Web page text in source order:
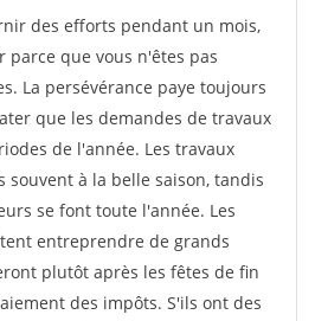
des efforts pendant un mois,
parce que vous n'êtes pas
La persévérance paye toujours
que les demandes de travaux
de l'année. Les travaux
souvent à la belle saison, tandis
se font toute l'année. Les
entreprendre de grands
plutôt après les fêtes de fin
des impôts. S'ils ont des